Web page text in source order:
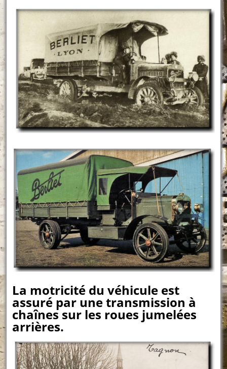
La motricité du véhicule est
assuré par une transmission à
chaînes sur les roues jumelées
arrières.